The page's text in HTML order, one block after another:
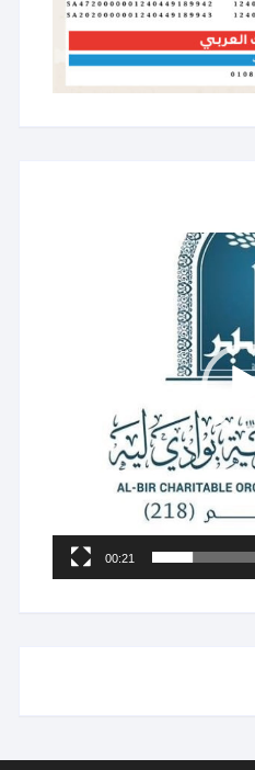
00:21